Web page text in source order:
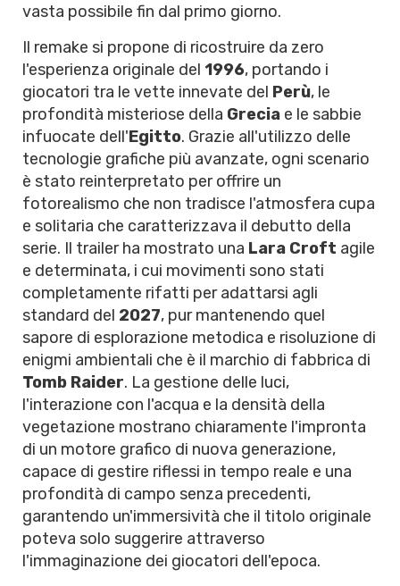
vasta possibile fin dal primo giorno.
Il remake si propone di ricostruire da zero
l'esperienza originale del 1996, portando i
giocatori tra le vette innevate del Perù, le
profondità misteriose della Grecia e le sabbie
infuocate dell'Egitto. Grazie all'utilizzo delle
tecnologie grafiche più avanzate, ogni scenario
è stato reinterpretato per offrire un
fotorealismo che non tradisce l'atmosfera cupa
e solitaria che caratterizzava il debutto della
serie. Il trailer ha mostrato una Lara Croft agile
e determinata, i cui movimenti sono stati
completamente rifatti per adattarsi agli
standard del 2027, pur mantenendo quel
sapore di esplorazione metodica e risoluzione di
enigmi ambientali che è il marchio di fabbrica di
Tomb Raider. La gestione delle luci,
l'interazione con l'acqua e la densità della
vegetazione mostrano chiaramente l'impronta
di un motore grafico di nuova generazione,
capace di gestire riflessi in tempo reale e una
profondità di campo senza precedenti,
garantendo un'immersività che il titolo originale
poteva solo suggerire attraverso
l'immaginazione dei giocatori dell'epoca.